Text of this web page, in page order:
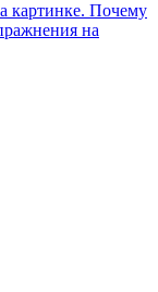
картинке. Почему
на